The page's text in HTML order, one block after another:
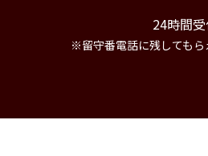
24時間
※留守番電話に残してもら